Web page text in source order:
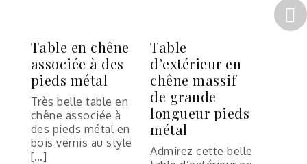
Table en chêne
associée à des
pieds métal
Très belle table en
chêne associée à
des pieds métal en
bois vernis au style
[…]
Table
d’extérieur en
chêne massif
de grande
longueur pieds
métal
Admirez cette belle